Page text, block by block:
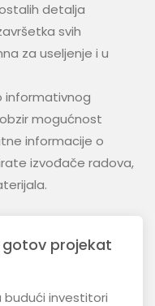
detalja
svih
za useljenje i u
informativnog
mogućnost
informacije o
izvođače radova,
gotov projekat
budući investitori